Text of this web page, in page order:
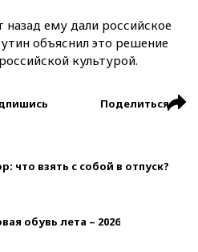
ему дали российское
объяснил это решение
культурой.
Поделиться
что взять с собой в отпуск?
обувь лета – 2026